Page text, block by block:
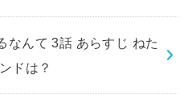
なんて 3話 あらすじ ねた
ドは？